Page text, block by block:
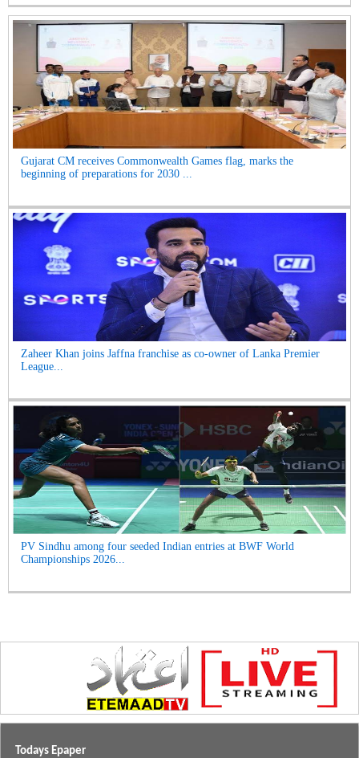
Gujarat CM receives Commonwealth Games flag, marks the
beginning of preparations for 2030 ...
Zaheer Khan joins Jaffna franchise as co-owner of Lanka Premier
League...
PV Sindhu among four seeded Indian entries at BWF World
Championships 2026...
Todays Epaper